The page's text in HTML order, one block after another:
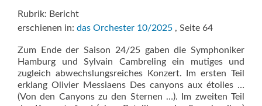
Rubrik: Bericht
erschienen in: das Orchester 10/2025 , Seite 64
Zum Ende der Saison 24/25 gaben die Symphoniker
Hamburg und Sylvain Cambreling ein mutiges und
zugleich abwechslungsreiches Konzert. Im ersten Teil
erklang Olivier Messiaens Des canyons aux étoiles …
(Von den Canyons zu den Sternen …). Im zweiten Teil